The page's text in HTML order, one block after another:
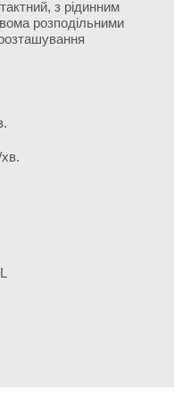
з рідинним
розподільними